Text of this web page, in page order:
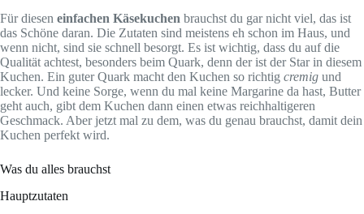
Für diesen einfachen Käsekuchen brauchst du gar nicht viel, das ist
das Schöne daran. Die Zutaten sind meistens eh schon im Haus, und
wenn nicht, sind sie schnell besorgt. Es ist wichtig, dass du auf die
Qualität achtest, besonders beim Quark, denn der ist der Star in diesem
Kuchen. Ein guter Quark macht den Kuchen so richtig cremig und
lecker. Und keine Sorge, wenn du mal keine Margarine da hast, Butter
geht auch, gibt dem Kuchen dann einen etwas reichhaltigeren
Geschmack. Aber jetzt mal zu dem, was du genau brauchst, damit dein
Kuchen perfekt wird.
Was du alles brauchst
Hauptzutaten